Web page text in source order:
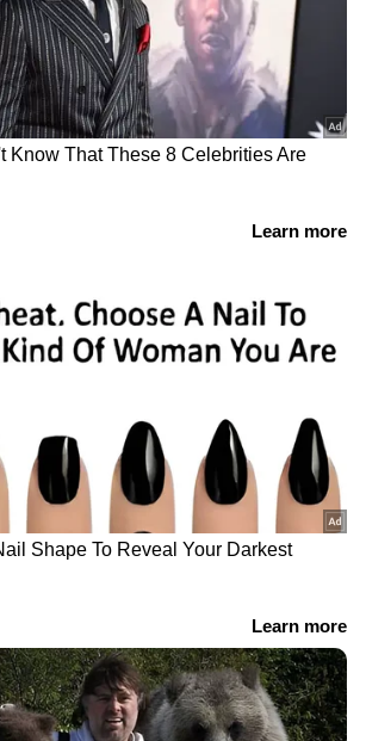
ചെയ്തു. പരിക്കേറ്റവരെ
വിവിധ ആശുപത്രികളിൽ
അപകടവിവരമറിഞ്ഞ് വൻ
വ്യൂഹവും
സ്ഥലത്തെത്തി
ബസിലെയും